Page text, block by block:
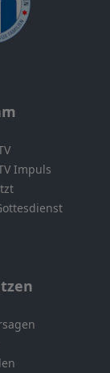
Impuls